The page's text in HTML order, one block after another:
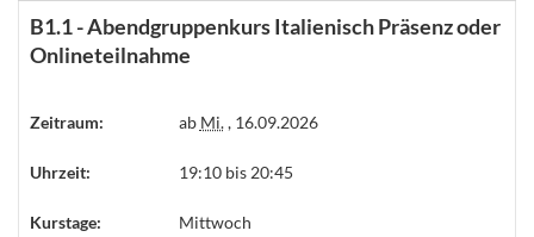
B1.1 - Abendgruppenkurs Italienisch Präsenz oder
Onlineteilnahme
Zeitraum: ab Mi., 16.09.2026
Uhrzeit: 19:10 bis 20:45
Kurstage: Mittwoch